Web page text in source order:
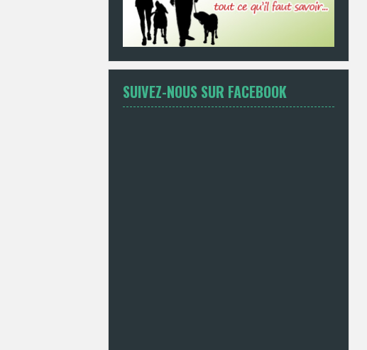
SUIVEZ-NOUS SUR FACEBOOK